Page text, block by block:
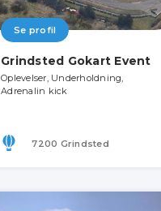
Se profil
Grindsted Gokart Event
Oplevelser, Underholdning,
Adrenalin kick
7200 Grindsted